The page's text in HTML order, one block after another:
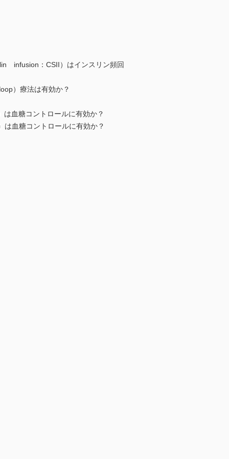
infusion：CSII）はインスリン頻回
）療法は有効か？
血糖コントロールに有効か？
血糖コントロールに有効か？